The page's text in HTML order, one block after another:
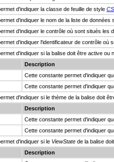
d'indiquer la classe de feuille de style
d'indiquer le nom de la liste de données
d'indiquer le contrôle où sont situés les
d'indiquer l'identificateur de contrôle où
d'indiquer si la balise doit être active ou
Description
Cette constante permet d'indiquer
Cette constante permet d'indiquer
d'indiquer si le thème de la balise doit
Description
Cette constante permet d'indiquer
Cette constante permet d'indiquer
d'indiquer si le ViewState de la balise
Description